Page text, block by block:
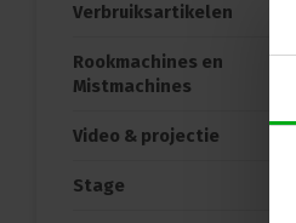
Verbruiksartikelen
Rookmachines en
Mistmachines
Video & projectie
Stage